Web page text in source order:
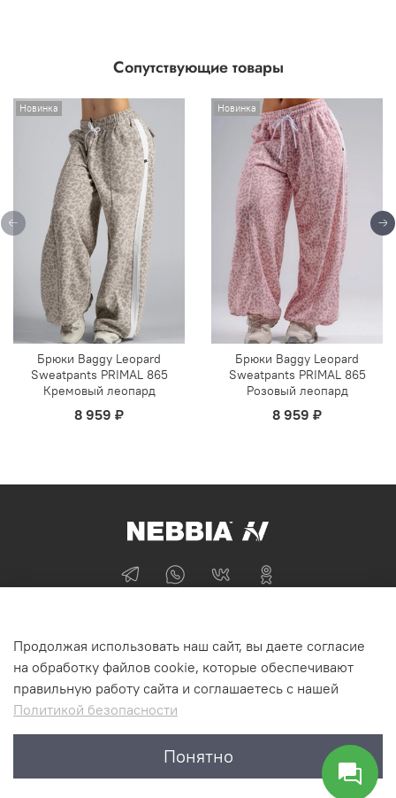
Сопутствующие товары
Новинка
Брюки Baggy Leopard
Sweatpants PRIMAL 865
Кремовый леопард
8 959 ₽
Новинка
Брюки Baggy Leopard
Sweatpants PRIMAL 865
Розовый леопард
8 959 ₽
+74955870705
г Москва
Интернет-магазин NEBBIA.ONLINE
Продолжая использовать наш сайт, вы даете согласие
на обработку файлов cookie, которые обеспечивают
правильную работу сайта и соглашаетесь с нашей
Политикой безопасности
Понятно